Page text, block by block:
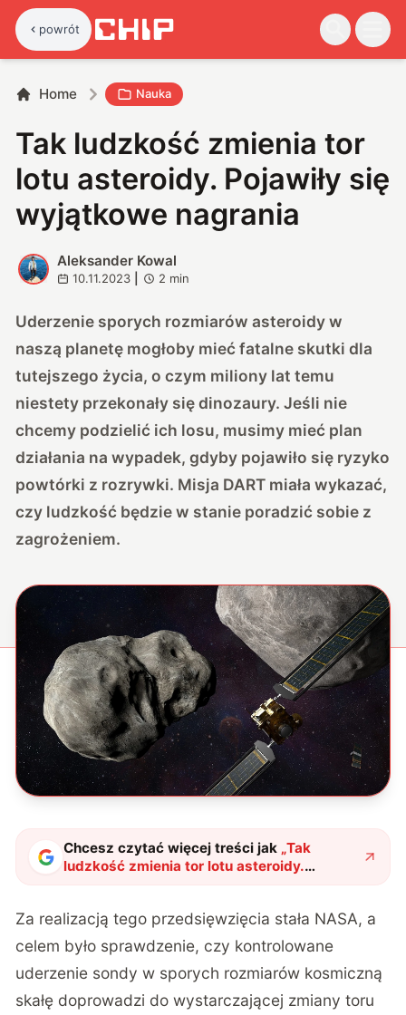
powrót
Home Nauka
Tak ludzkość zmienia tor
lotu asteroidy. Pojawiły się
wyjątkowe nagrania
A
Aleksander Kowal
10.11.2023 2 min
Uderzenie sporych rozmiarów asteroidy w
naszą planetę mogłoby mieć fatalne skutki dla
tutejszego życia, o czym miliony lat temu
niestety przekonały się dinozaury. Jeśli nie
chcemy podzielić ich losu, musimy mieć plan
działania na wypadek, gdyby pojawiło się ryzyko
powtórki z rozrywki. Misja DART miała wykazać,
czy ludzkość będzie w stanie poradzić sobie z
zagrożeniem.
Chcesz czytać więcej treści jak „Tak
ludzkość zmienia tor lotu asteroidy.
Pojawiły się wyjątkowe nagrania"?
Za realizacją tego przedsięwzięcia stała NASA, a
celem było sprawdzenie, czy kontrolowane
uderzenie sondy w sporych rozmiarów kosmiczną
skałę doprowadzi do wystarczającej zmiany toru